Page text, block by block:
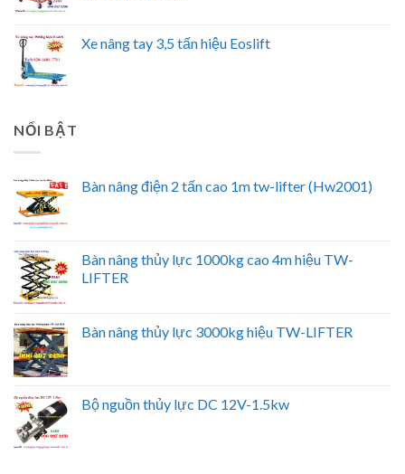
Xe nâng tay 3,5 tấn hiệu Eoslift
NỔI BẬT
Bàn nâng điện 2 tấn cao 1m tw-lifter (Hw2001)
Bàn nâng thủy lực 1000kg cao 4m hiệu TW-
LIFTER
Bàn nâng thủy lực 3000kg hiệu TW-LIFTER
Bộ nguồn thủy lực DC 12V-1.5kw